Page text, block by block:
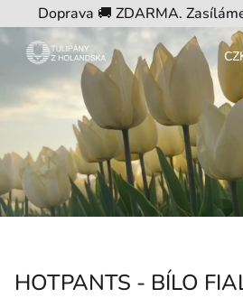
na
obsah
Doprava 🚚 ZDARMA.
HOTPANTS - BÍLO